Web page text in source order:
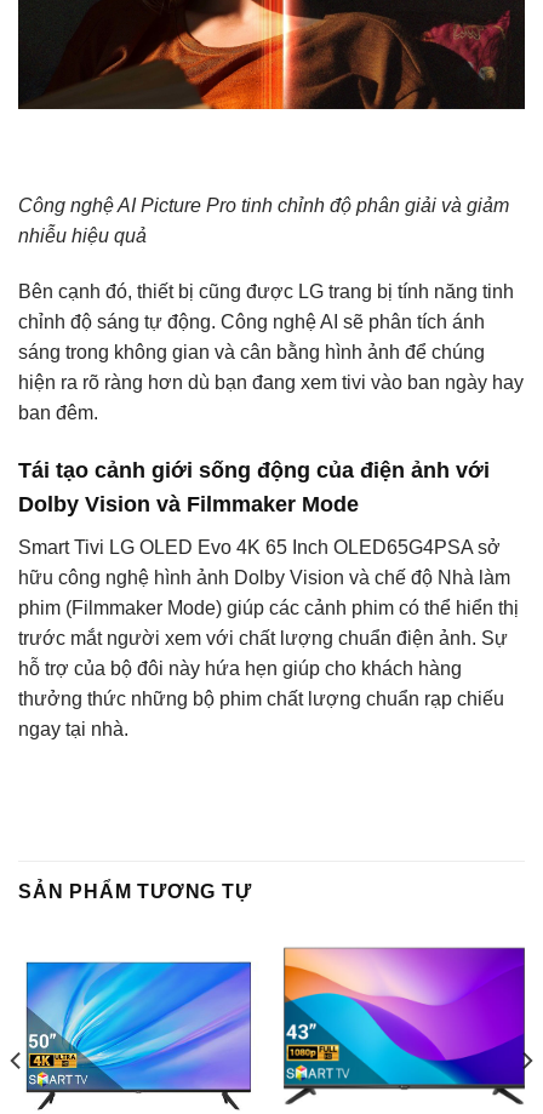
Công nghệ AI Picture Pro tinh chỉnh độ phân giải và giảm
nhiễu hiệu quả
Bên cạnh đó, thiết bị cũng được LG trang bị tính năng tinh
chỉnh độ sáng tự động. Công nghệ AI sẽ phân tích ánh
sáng trong không gian và cân bằng hình ảnh để chúng
hiện ra rõ ràng hơn dù bạn đang xem tivi vào ban ngày hay
ban đêm.
Tái tạo cảnh giới sống động của điện ảnh với
Dolby Vision và Filmmaker Mode
Smart Tivi LG OLED Evo 4K 65 Inch OLED65G4PSA sở
hữu công nghệ hình ảnh Dolby Vision và chế độ Nhà làm
phim (Filmmaker Mode) giúp các cảnh phim có thể hiển thị
trước mắt người xem với chất lượng chuẩn điện ảnh. Sự
hỗ trợ của bộ đôi này hứa hẹn giúp cho khách hàng
thưởng thức những bộ phim chất lượng chuẩn rạp chiếu
ngay tại nhà.
SẢN PHẨM TƯƠNG TỰ